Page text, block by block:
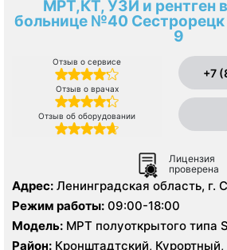
МРТ,КТ, УЗИ и рентген
больнице №40 Сестрорецк
9
Отзыв о сервисе
Отзыв о врачах
Отзыв об оборудовании
+7
Лицензия
проверена
Адрес: Ленинградская область, г.
Борисова д. 9
Режим работы: 09:00-18:00
Модель: МРТ полуоткрытого типа
МРТ Siemens Avanto 1.5 Т, КТ GE
Район: Кронштадтский,